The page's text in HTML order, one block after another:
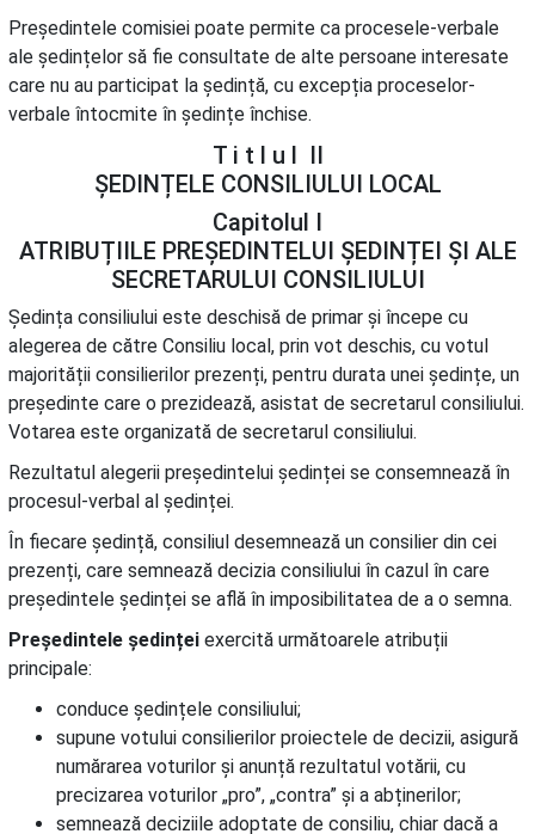
Președintele comisiei poate permite ca procesele-verbale
ale ședințelor să fie consultate de alte persoane interesate
care nu au participat la ședință, cu excepția proceselor-
verbale întocmite în ședințe închise.
T i t l u l II
ȘEDINȚELE CONSILIULUI LOCAL
Capitolul I
ATRIBUȚIILE PREȘEDINTELUI ȘEDINȚEI ȘI ALE
SECRETARULUI CONSILIULUI
Ședința consiliului este deschisă de primar și începe cu
alegerea de către Consiliu local, prin vot deschis, cu votul
majorității consilierilor prezenți, pentru durata unei ședințe, un
președinte care o prezidează, asistat de secretarul consiliului.
Votarea este organizată de secretarul consiliului.
Rezultatul alegerii președintelui ședinței se consemnează în
procesul-verbal al ședinței.
În fiecare ședință, consiliul desemnează un consilier din cei
prezenți, care semnează decizia consiliului în cazul în care
președintele ședinței se află în imposibilitatea de a o semna.
Președintele ședinței exercită următoarele atribuții
principale:
conduce ședințele consiliului;
supune votului consilierilor proiectele de decizii, asigură
numărarea voturilor și anunță rezultatul votării, cu
precizarea voturilor „pro”, „contra” și a abținerilor;
semnează deciziile adoptate de consiliu, chiar dacă a